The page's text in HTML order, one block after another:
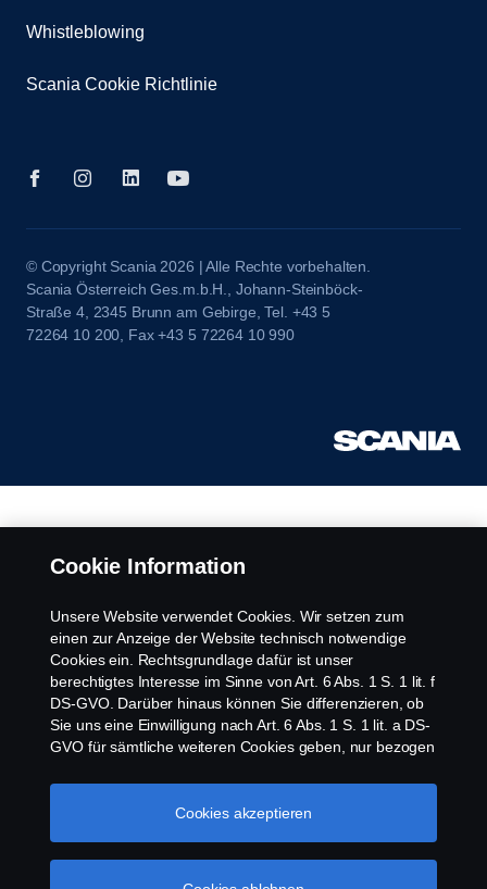
Whistleblowing
Scania Cookie Richtlinie
© Copyright Scania 2026 | Alle Rechte vorbehalten.
Scania Österreich Ges.m.b.H., Johann-Steinböck-
Straße 4, 2345 Brunn am Gebirge, Tel. +43 5
72264 10 200, Fax +43 5 72264 10 990
Cookie Information
Unsere Website verwendet Cookies. Wir setzen zum
einen zur Anzeige der Website technisch notwendige
Cookies ein. Rechtsgrundlage dafür ist unser
berechtigtes Interesse im Sinne von Art. 6 Abs. 1 S. 1 lit. f
DS-GVO. Darüber hinaus können Sie differenzieren, ob
Sie uns eine Einwilligung nach Art. 6 Abs. 1 S. 1 lit. a DS-
GVO für sämtliche weiteren Cookies geben, nur bezogen
Diese Einwilligung ist freiwillig und kann jederzeit mit
Zukunftswirkung widerrufen werden. Unsere Anbieter
Cookies akzeptieren